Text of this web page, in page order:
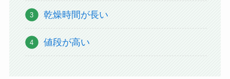
乾燥時間が長い
値段が高い